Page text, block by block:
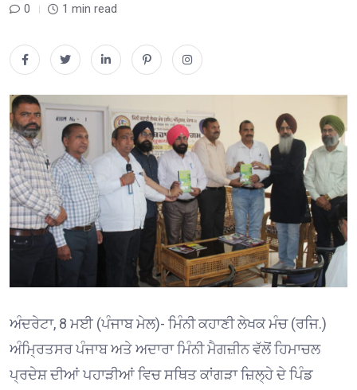
0
1 min read
ਅੰਦਰੇਟਾ, 8 ਮਈ (ਪੰਜਾਬ ਮੇਲ)- ਮਿੰਨੀ ਕਹਾਣੀ ਲੇਖਕ ਮੰਚ (ਰਜਿ.)
ਅੰਮ੍ਰਿਤਸਰ ਪੰਜਾਬ ਅਤੇ ਅਦਾਰਾ ਮਿੰਨੀ ਮੈਗਜ਼ੀਨ ਵੱਲੋਂ ਹਿਮਾਚਲ
ਪ੍ਰਦੇਸ਼ ਦੀਆਂ ਪਹਾੜੀਆਂ ਵਿਚ ਸਥਿਤ ਕਾਂਗੜਾ ਜ਼ਿਲ੍ਹੇ ਦੇ ਪਿੰਡ